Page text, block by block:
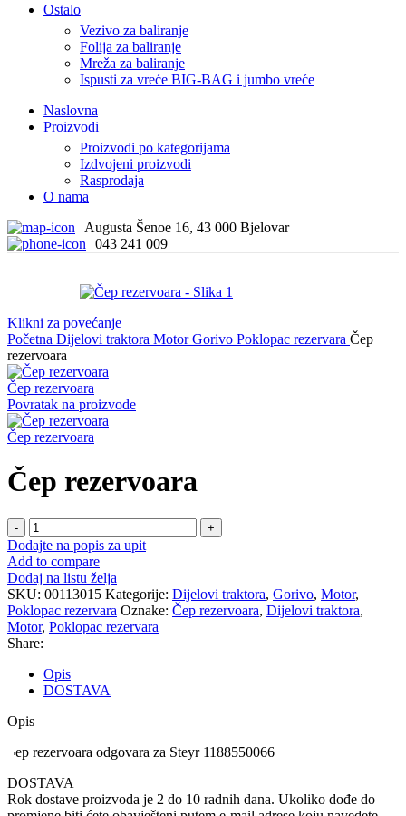
Ostalo
Vezivo za baliranje
Folija za baliranje
Mreža za baliranje
Ispusti za vreće BIG-BAG i jumbo vreće
Naslovna
Proizvodi
Proizvodi po kategorijama
Izdvojeni proizvodi
Rasprodaja
O nama
Augusta Šenoe 16, 43 000 Bjelovar
043 241 009
Klikni za povećanje
Početna Dijelovi traktora MotorGorivo Poklopac rezervara Čep
rezervoara
Čep rezervoara
Povratak na proizvode
Čep rezervoara
Čep rezervoara
Čep
rezervoara
količina
Dodajte na popis za upit
Add to compare
Dodaj na listu želja
SKU: 00113015 Kategorije: Dijelovi traktora, Gorivo, Motor,
Poklopac rezervara Oznake: Čep rezervoara, Dijelovi traktora,
Motor, Poklopac rezervara
Share:
Opis
DOSTAVA
Opis
¬ep rezervoara odgovara za Steyr 1188550066
DOSTAVA
Rok dostave proizvoda je 2 do 10 radnih dana. Ukoliko dođe do